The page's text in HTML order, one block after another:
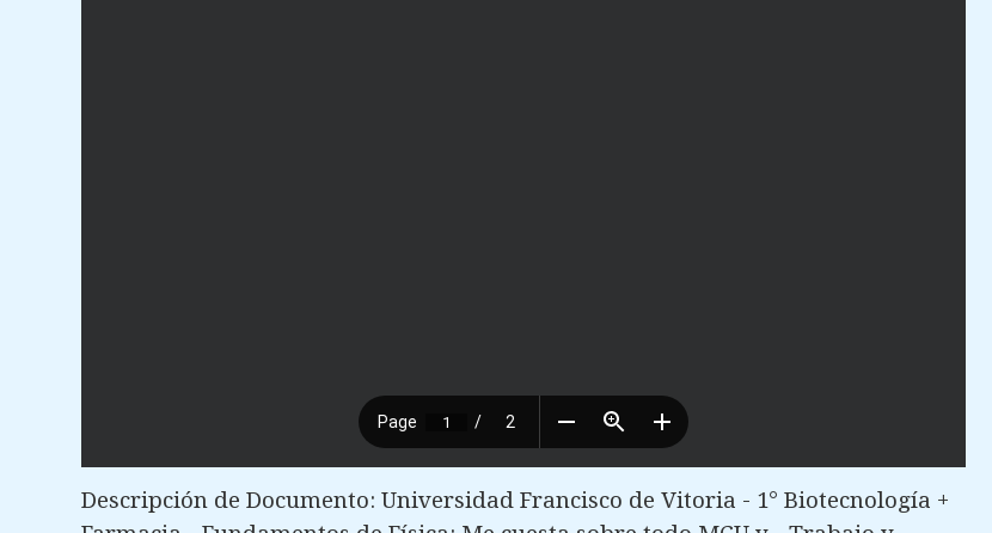
Descripción de Documento: Universidad Francisco de Vitoria - 1° Biotecnología +